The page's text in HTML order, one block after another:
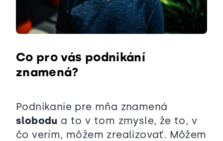
Co pro vás podnikání
znamená?
Podnikanie pre mňa znamená
slobodu a to v tom zmysle, že to, v
čo verím, môžem zrealizovať. Môžem